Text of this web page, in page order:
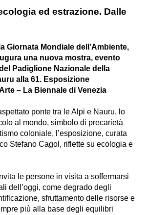
ed estrazione. Dalle
Giornata Mondiale dell’Ambiente,
una nuova mostra, evento
Padiglione Nazionale della
alla 61. Esposizione
– La Biennale di Venezia
ponte tra le Alpi e Nauru, lo
al mondo, simbolo di precarietà
coloniale, l’esposizione, curata
Stefano Cagol, riflette su ecologia e
le persone in visita a soffermarsi
dell’oggi, come degrado degli
sfruttamento delle risorse e
più alla base degli equilibri